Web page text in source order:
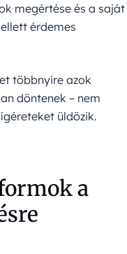
megértése és a saját
érdemes
többnyire azok
döntenek – nem
üldözik.
a